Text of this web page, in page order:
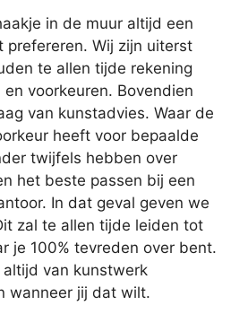
in de muur altijd een
prefereren. Wij zijn uiterst
te allen tijde rekening
voorkeuren. Bovendien
van kunstadvies. Waar de
heeft voor bepaalde
twijfels hebben over
het beste passen bij een
In dat geval geven we
zal te allen tijde leiden tot
je 100% tevreden over bent.
van kunstwerk
wanneer jij dat wilt.